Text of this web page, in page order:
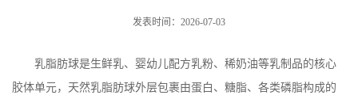
发表时间：2026-07-03
乳脂肪球是生鲜乳、婴幼儿配方乳粉、稀奶油等乳制品的核心
胶体单元，天然乳脂肪球外层包裹由蛋白、糖脂、各类磷脂构成的